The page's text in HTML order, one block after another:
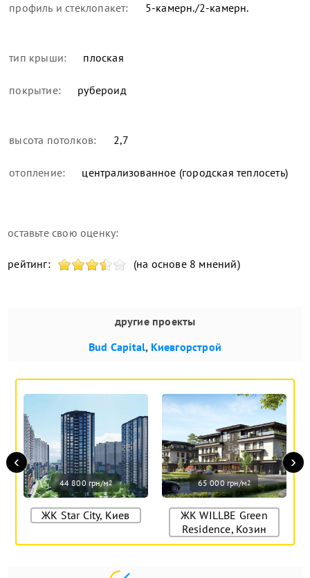
профиль и стеклопакет: 5-камерн./2-камерн.
тип крыши: плоская
покрытие: рубероид
высота потолков: 2,7
отопление: централизованное (городская теплосеть)
оставьте свою оценку:
рейтинг: (на основе 8 мнений)
другие проекты
Bud Capital, Киевгорстрой
44 800 грн/м2
ЖК Star City, Киев
65 000 грн/м2
ЖК WILLBE Green
Residence, Козин
‹ ›